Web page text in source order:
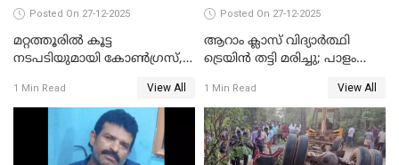
Posted On 27-12-2025
മറ്റത്തൂരിൽ കൂട്ട
നടപടിയുമായി കോണ്‍ഗ്രസ്,
എട്ട് പേര്‍ ഉള്‍പ്പെടെ
പത്തുപേരെ പുറത്താക്കി,
ചൊവ്വന്നൂരിലും നടപടി
1 Min Read View All
Posted On 27-12-2025
ആറാം ക്ലാസ് വിദ്യാർത്ഥി
ട്രെയിൻ തട്ടി മരിച്ചു; പാളം
അപകടം മലപ്പുറത്ത്
1 Min Read View All